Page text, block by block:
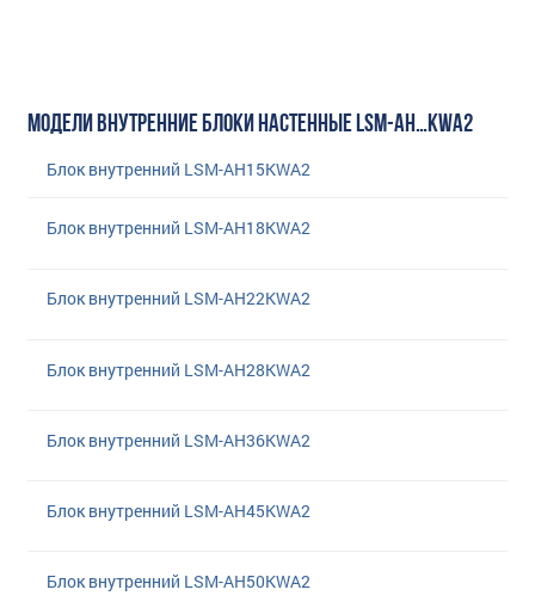
МОДЕЛИ ВНУТРЕННИЕ БЛОКИ НАСТЕННЫЕ LSM-AH…KWA2
Блок внутренний LSM-AH15KWA2
Блок внутренний LSM-AH18KWA2
Блок внутренний LSM-AH22KWA2
Блок внутренний LSM-AH28KWA2
Блок внутренний LSM-AH36KWA2
Блок внутренний LSM-AH45KWA2
Блок внутренний LSM-AH50KWA2